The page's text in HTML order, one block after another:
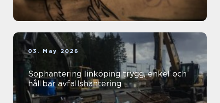
03. May 2026
Sophantering linköping trygg, enkel och
hållbar avfallshantering